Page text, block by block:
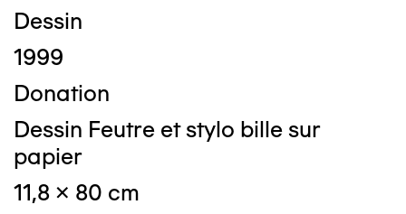
Dessin
1999
Donation
Dessin Feutre et stylo bille sur
papier
11,8 x 80 cm